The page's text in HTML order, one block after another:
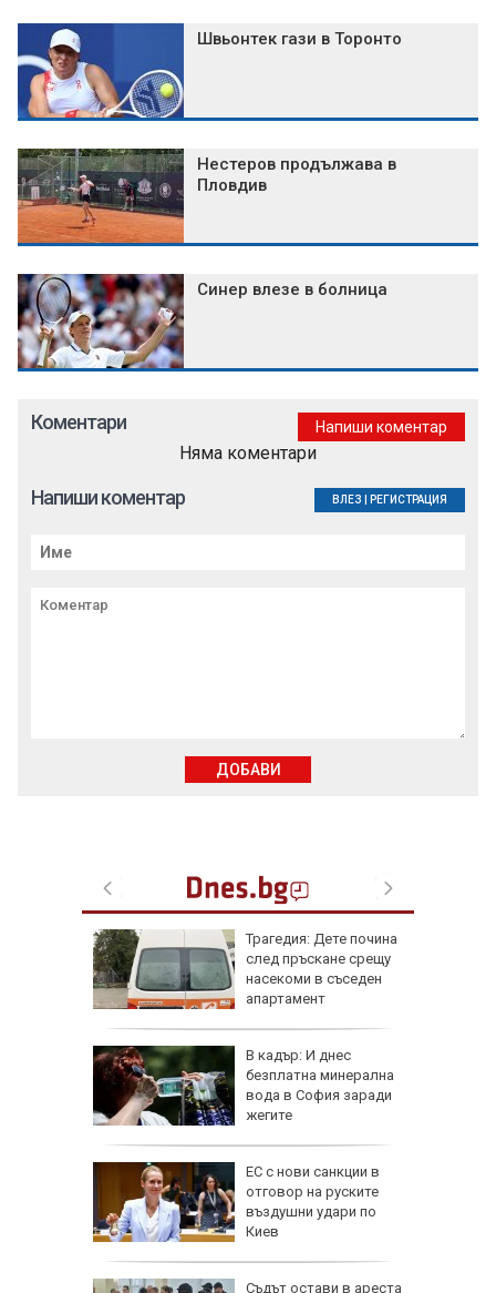
Швьонтек гази в Торонто
Нестеров продължава в
Пловдив
Синер влезе в болница
Трагедия: Дете почина
след пръскане срещу
насекоми в съседен
апартамент
В кадър: И днес
безплатна минерална
вода в София заради
жегите
ЕС с нови санкции в
отговор на руските
въздушни удари по
Киев
Съдът остави в ареста
Коментари Напиши коментар
Няма коментари
Напиши коментар ВЛЕЗ РЕГИСТРАЦИЯ
ДОБАВИ